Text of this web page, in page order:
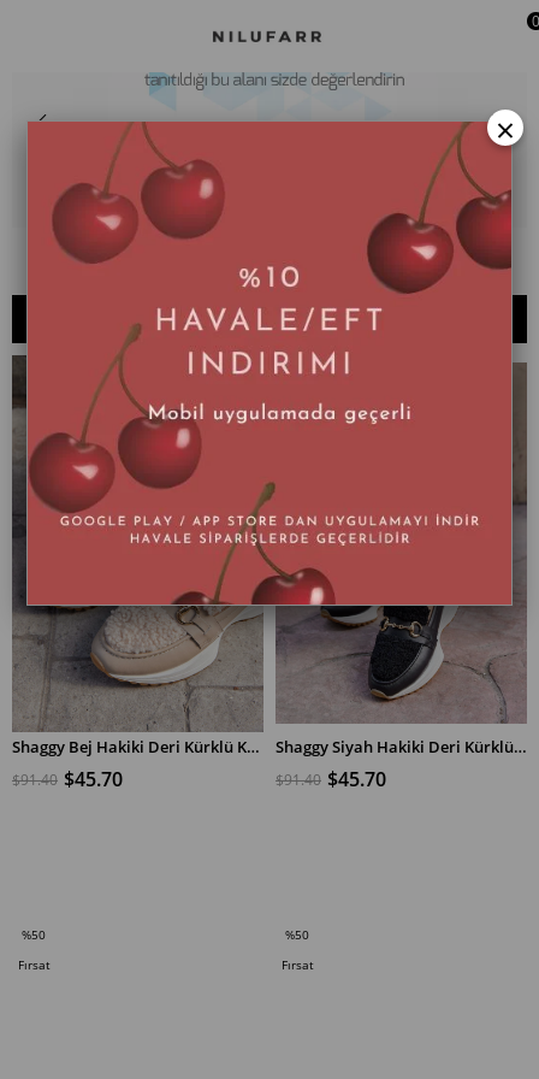
0
385-X
FILTRELEME
SIRALAMA
Shaggy Bej Hakiki Deri Kürklü Kadın Sneaker
$45.70
$91.40
%50
İndirim
Fırsat
Shaggy Siyah Hakiki Deri Kürklü Kadın Sneaker
$45.70
$91.40
%50
İndirim
Fırsat
×